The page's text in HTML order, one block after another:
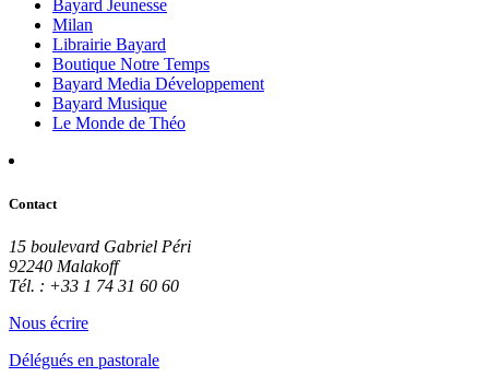
Bayard Jeunesse
Milan
Librairie Bayard
Boutique Notre Temps
Bayard Media Développement
Bayard Musique
Le Monde de Théo
Contact
15 boulevard Gabriel Péri
92240 Malakoff
Tél. : +33 1 74 31 60 60
Nous écrire
Délégués en pastorale